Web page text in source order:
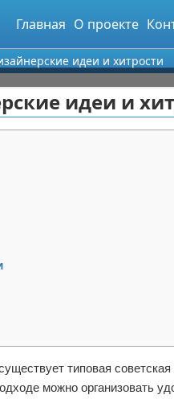
Главная О проекте
идеи и хитрости
идеи и
типовая
можно организовать